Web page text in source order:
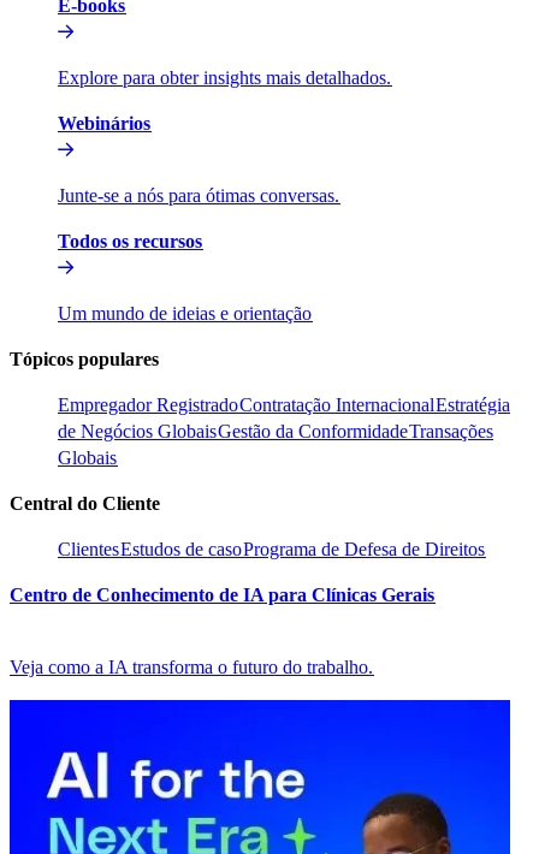
E-books​​
Explore para obter insights mais detalhados.​​
Webinários​​
Junte-se a nós para ótimas conversas.​​
Todos os recursos​​
Um mundo de ideias e orientação​​
Tópicos populares​​
Empregador Registrado​​Contratação Internacional​​Estratégia
de Negócios Globais​​Gestão da Conformidade​​Transações
Globais​​
Central do Cliente​​
Clientes​​Estudos de caso​​Programa de Defesa de Direitos​​
Centro de Conhecimento de IA para Clínicas Gerais​​
Veja como a IA transforma o futuro do trabalho.​​